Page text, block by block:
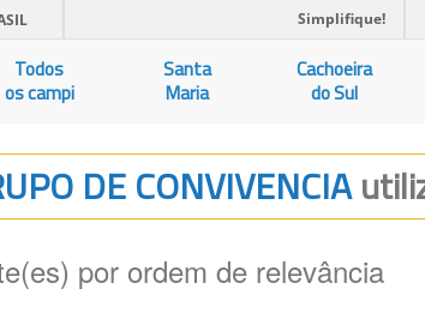
Simplifique!
Todos
os campi
Santa
Maria
Cachoeira
do Sul
DE CONVIVENCIA
por ordem de relevância